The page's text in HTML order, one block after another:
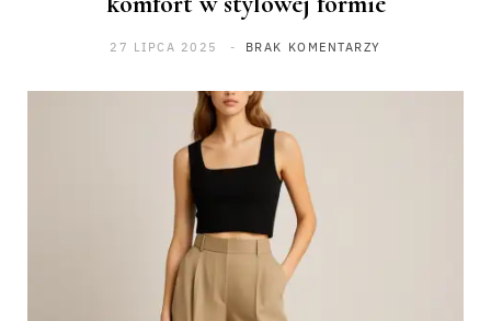
27 LIPCA 2025 BRAK KOMENTARZY